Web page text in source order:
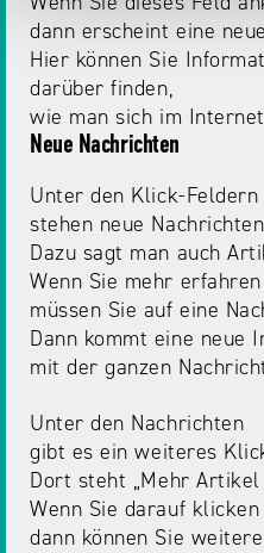
dann erscheint eine
Hier können Sie
darüber finden,
wie man sich im
Neue Nachrichten
Unter den Klick-Feldern
stehen neue
Dazu sagt man auch
Wenn Sie mehr
müssen Sie auf eine
Dann kommt eine neue
mit der ganzen
Unter den Nachrichten
gibt es ein weiteres
Dort steht „Mehr Artikel
Wenn Sie darauf klicken
dann können Sie